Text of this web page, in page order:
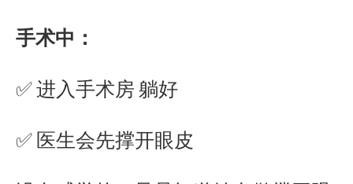
手术中：
✅ 进入手术房 躺好
✅ 医生会先撑开眼皮